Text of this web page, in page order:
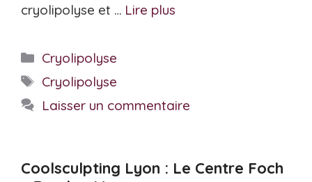
cryolipolyse et … Lire plus
Catégories
Cryolipolyse
Étiquettes
Cryolipolyse
Laisser un commentaire
Coolsculpting Lyon : Le Centre Foch